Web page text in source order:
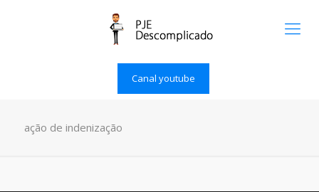
Canal youtube
ação de indenização